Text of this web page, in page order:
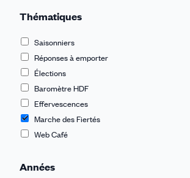
Thématiques
Saisonniers
Réponses à emporter
Élections
Baromètre HDF
Effervescences
Marche des Fiertés
Web Café
Années